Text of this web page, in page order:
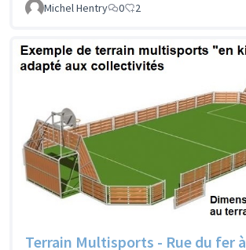
Michel Hentry 0 2
Terrain Multisports - Rue du fer à